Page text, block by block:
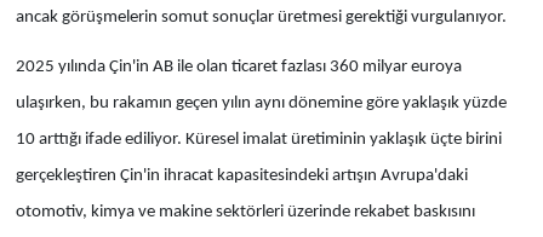
ancak görüşmelerin somut sonuçlar üretmesi gerektiği vurgulanıyor.
2025 yılında Çin'in AB ile olan ticaret fazlası 360 milyar euroya
ulaşırken, bu rakamın geçen yılın aynı dönemine göre yaklaşık yüzde
10 arttığı ifade ediliyor. Küresel imalat üretiminin yaklaşık üçte birini
gerçekleştiren Çin'in ihracat kapasitesindeki artışın Avrupa'daki
otomotiv, kimya ve makine sektörleri üzerinde rekabet baskısını